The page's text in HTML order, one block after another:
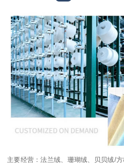
主要经营：法兰绒、珊瑚绒、贝贝绒/